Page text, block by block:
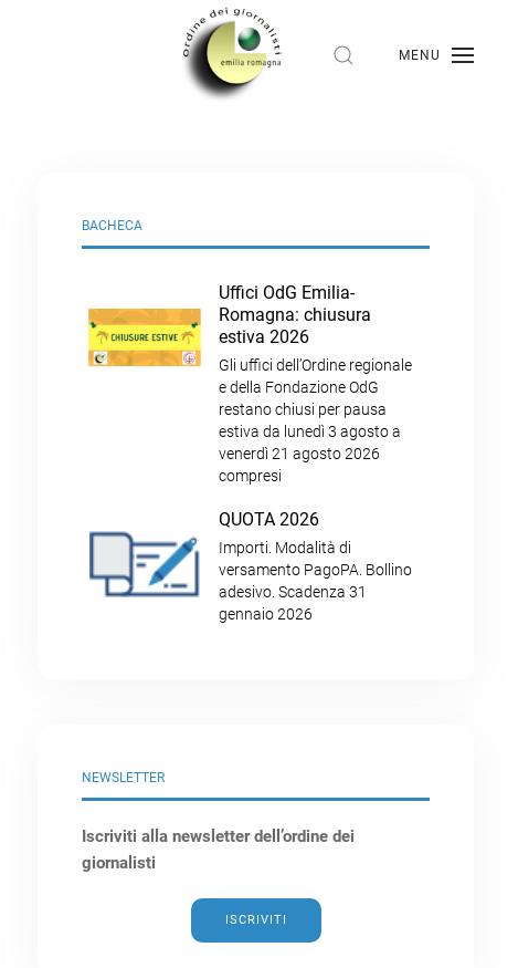
MENU
BACHECA
Uffici OdG Emilia-
Romagna: chiusura
estiva 2026
Gli uffici dell’Ordine regionale
e della Fondazione OdG
restano chiusi per pausa
estiva da lunedì 3 agosto a
venerdì 21 agosto 2026
compresi
QUOTA 2026
Importi. Modalità di
versamento PagoPA. Bollino
adesivo. Scadenza 31
gennaio 2026
NEWSLETTER
Iscriviti alla newsletter dell’ordine dei
giornalisti
ISCRIVITI